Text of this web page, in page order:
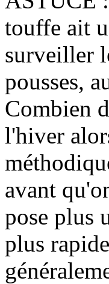
touffe ait
surveiller
pousses,
Combien
l'hiver
avant
pose plus
plus